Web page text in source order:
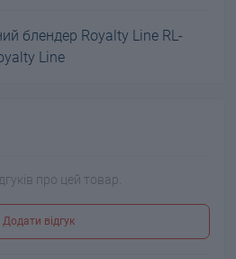
блендер Royalty Line RL-
Line
про цей товар.
Додати відгук